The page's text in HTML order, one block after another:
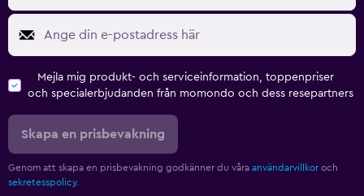
Mejla mig produkt- och serviceinformation, toppenpriser
och specialerbjudanden från momondo och dess resepartners
Skapa en prisbevakning
Genom att skapa en prisbevakning godkänner du våra användarvillkor och
sekretesspolicy.